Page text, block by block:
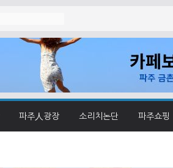
파주人광장 소리치논단 파주쇼핑